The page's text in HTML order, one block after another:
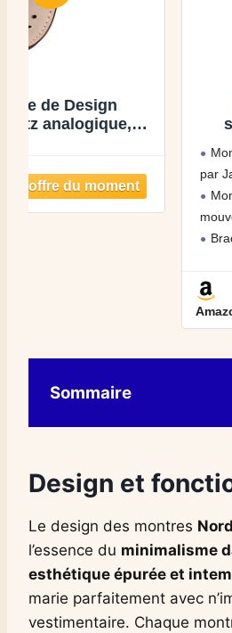
Nordgreen
scandinave –
interchangeables,
élégante, Mixte,
Moderne,
Montre minimaliste au
par Jakob Wagner
Montre pour femme en or
mouvement à quartz japonais
Bracelet interchangeable en
en acier inoxydable or rose
Sommaire
Design et
Le design des montres
l’essence du minimalisme
esthétique épurée et
marie parfaitement avec
vestimentaire. Chaque